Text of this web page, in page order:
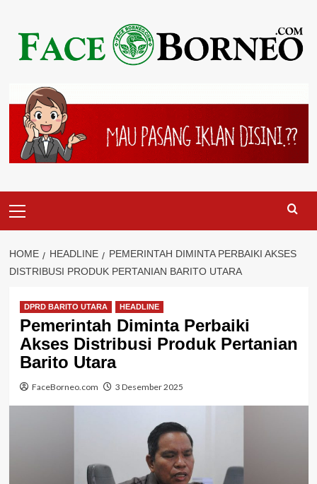
content
Menu
HOME HEADLINE
PEMERINTAH DIMINTA PERBAIKI AKSES
DISTRIBUSI PRODUK PERTANIAN BARITO UTARA
DPRD BARITO UTARA HEADLINE
Pemerintah Diminta Perbaiki
Akses Distribusi Produk Pertanian
Barito Utara
FaceBorneo.com 3 Desember 2025